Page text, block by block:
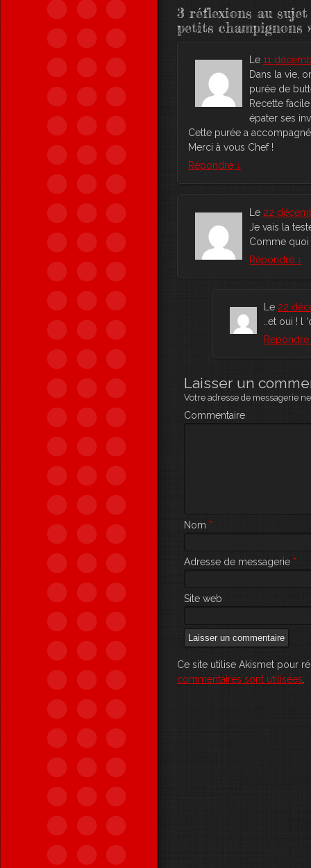
3 réflexions au
petits champignons
Le 11
Dans la vie,
purée de
Recette
épater ses
Cette purée a
Merci à vous Chef !
Répondre ↓
Le 22
Je vais la
Comme quoi
Répondre ↓
Le 22
..et oui ! l
Répondre
Laisser un
Votre adresse de messagerie
Commentaire
Nom *
Adresse de messagerie *
Site web
Ce site utilise Akismet pour
commentaires sont utilisées